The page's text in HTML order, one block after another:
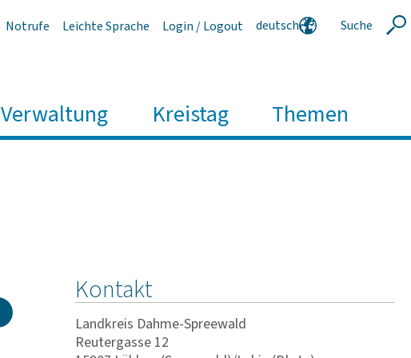
Notrufe Leichte Sprache Login / Logout
deutsch
Suche
Verwaltung Kreistag Themen
Kontakt
Landkreis Dahme-Spreewald
Reutergasse 12